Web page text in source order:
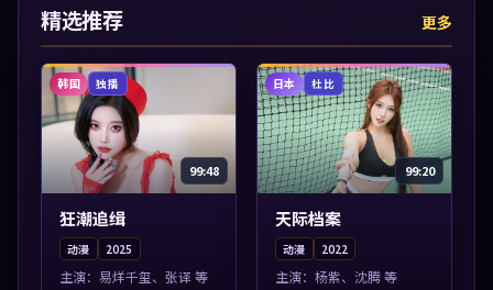
精选推荐 更多
韩国 独播
99:48
狂潮追缉
动漫 2025
主演： 易烊千玺、张译 等
日本 杜比
99:20
天际档案
动漫 2022
主演： 杨紫、沈腾 等